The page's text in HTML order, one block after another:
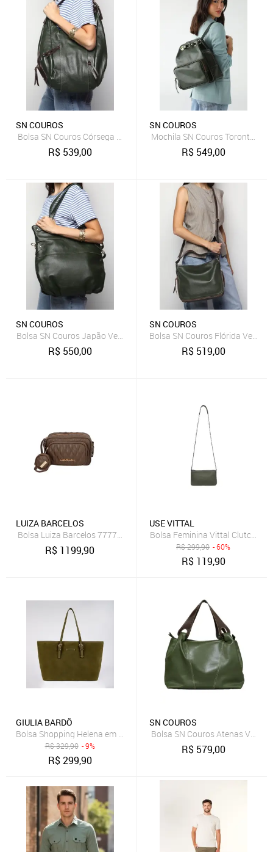
SN COUROS
Bolsa SN Couros Córsega Verde/Marrom
R$ 539,00
SN COUROS
Mochila SN Couros Toronto
R$ 549,00
SN COUROS
Bolsa SN Couros Japão Verde
R$ 550,00
SN COUROS
Bolsa SN Couros Flórida Verde/
R$ 519,00
LUIZA BARCELOS
Bolsa Luiza Barcelos 77770617 Verde Escuro
R$ 1199,90
USE VITTAL
Bolsa Feminina Vittal Clutch
R$299,90 - 60%
R$ 119,90
GIULIA BARDÔ
Bolsa Shopping Helena em Camurça Tiracolo Grande de Ombro e
R$329,90 - 9%
R$299,90
SN COUROS
Bolsa SN Couros Atenas
R$ 579,00